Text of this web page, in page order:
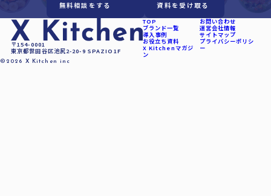
無料相談をする 資料を受け取る
〒154-0001
東京都世田谷区池尻2-20-9 SPAZIO1F
TOP
ブランド一覧
導入事例
お役立ち資料
X Kitchenマガジ
ン
お問い合わせ
運営会社情報
サイトマップ
プライバシーポリシ
ー
©2026 X Kitchen inc